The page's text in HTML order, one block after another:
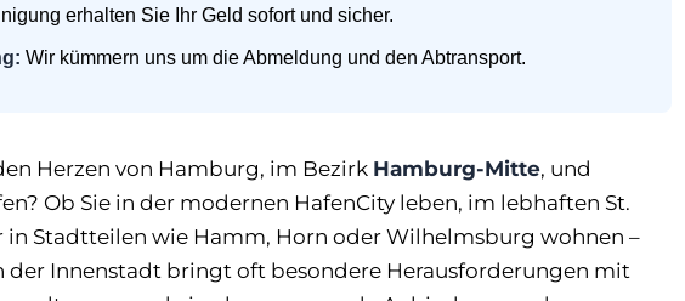
erhalten Sie Ihr Geld sofort und sicher.
Wir kümmern uns um die Abmeldung und den Abtransport.
Herzen von Hamburg, im Bezirk Hamburg-Mitte, und
Ob Sie in der modernen HafenCity leben, im lebhaften St.
in Stadtteilen wie Hamm, Horn oder Wilhelmsburg wohnen –
der Innenstadt bringt oft besondere Herausforderungen mit